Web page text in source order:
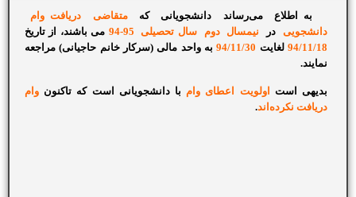
به اطلاع می‌رساند دانشجویانی که
متقاضی دریافت وام
دانشجویی در نیمسال دوم سال‌ تحصیلی 95-94
می باشند، از تاریخ
94/11/18لغایت 94/11/30 به واحد مالی (سرکار خانم حاجیانی) مراجعه
نمایند.
بدیهی است اولویت اعطای وام با دانشجویانی است که تاکنون وام
دریافت نکرده‌اند.